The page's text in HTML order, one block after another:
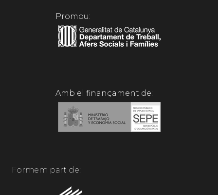
Promou:
Amb el finançament de:
Formem part de: